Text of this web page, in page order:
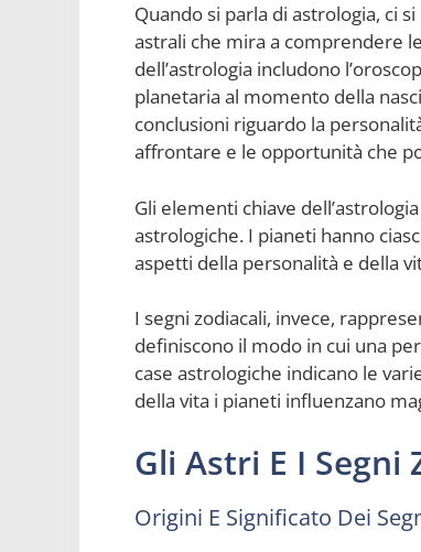
Quando si parla di astrologia, ci
astrali che mira a comprendere
dell’astrologia includono
planetaria al momento della
conclusioni riguardo la
affrontare e le opportunità che
Gli elementi chiave
astrologiche. I pianeti hanno
aspetti della personalità e della
I segni zodiacali, invece,
definiscono il modo in cui una
case astrologiche indicano le
della vita i pianeti influenzano
Gli Astri E I Segni
Origini E Significato Dei